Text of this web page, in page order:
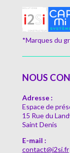
*Marques du
NOUS
Adresse :
Espace de
15 Rue du
Saint Denis
E-mail :
contact@i2si.fr